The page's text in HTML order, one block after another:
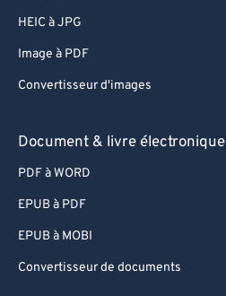
HEIC à JPG
Image à PDF
Convertisseur d'images
Document & livre électronique
PDF à WORD
EPUB à PDF
EPUB à MOBI
Convertisseur de documents